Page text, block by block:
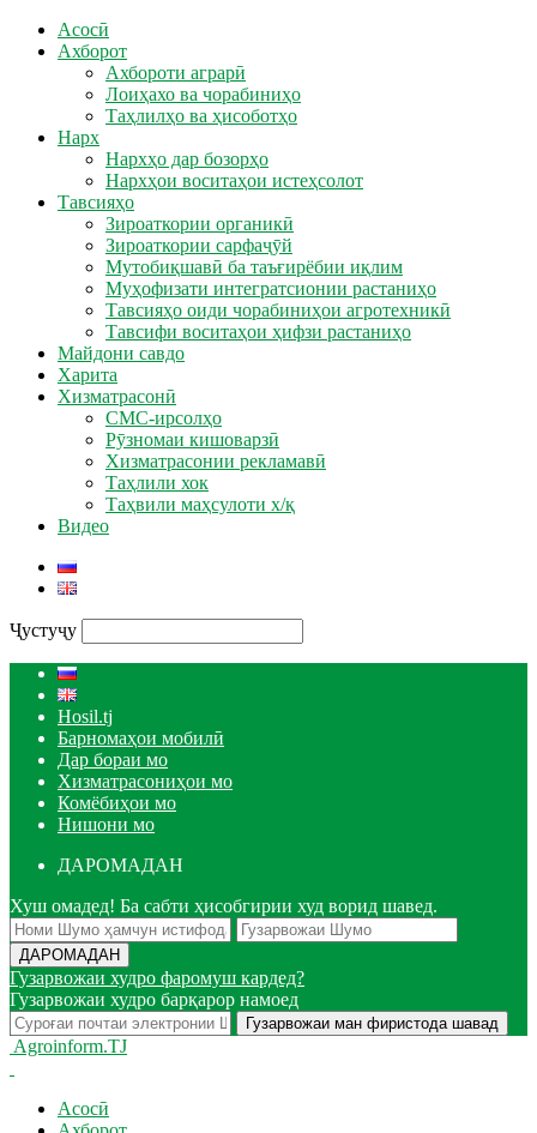
Асосӣ
Ахборот
Ахбороти аграрӣ
Лоиҳахо ва чорабиниҳо
Таҳлилҳо ва ҳисоботҳо
Нарх
Нархҳо дар бозорҳо
Нархҳои воситаҳои истеҳсолот
Тавсияҳо
Зироаткории органикӣ
Зироаткории сарфаҷӯй
Мутобиқшавӣ ба таъғирёбии иқлим
Муҳофизати интегратсионии растаниҳо
Тавсияҳо оиди чорабиниҳои агротехникӣ
Тавсифи воситаҳои ҳифзи растаниҳо
Майдони савдо
Харита
Хизматрасонӣ
СМС-ирсолҳо
Рӯзномаи кишоварзӣ
Хизматрасонии рекламавӣ
Таҳлили хок
Таҳвили маҳсулоти х/қ
Видео
Ҷустуҷу
Hosil.tj
Барномаҳои мобилӣ
Дар бораи мо
Хизматрасониҳои мо
Комёбиҳои мо
Нишони мо
ДАРОМАДАН
Хуш омадед! Ба сабти ҳисобгирии худ ворид шавед.
Гузарвожаи худро фаромуш кардед?
Гузарвожаи худро барқарор намоед
Agroinform.TJ
Асосӣ